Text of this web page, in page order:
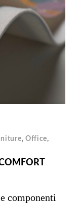
, Office,
componenti